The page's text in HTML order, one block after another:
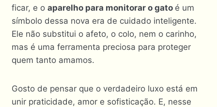
ficar, e o aparelho para monitorar o gato é um
símbolo dessa nova era de cuidado inteligente.
Ele não substitui o afeto, o colo, nem o carinho,
mas é uma ferramenta preciosa para proteger
quem tanto amamos.
Gosto de pensar que o verdadeiro luxo está em
unir praticidade, amor e sofisticação. E, nesse